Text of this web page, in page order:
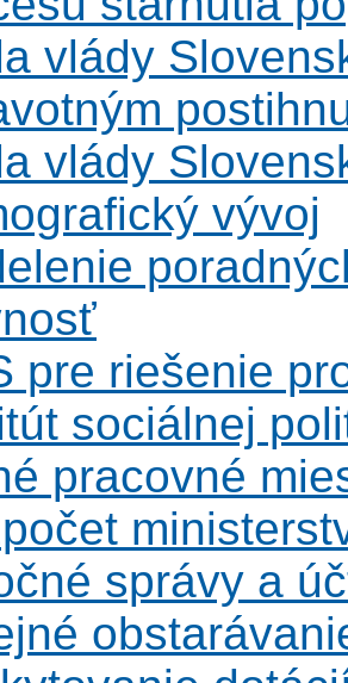
vlády
vlády
vývoj
pre riešenie
sociálnej
pracovné
správy a